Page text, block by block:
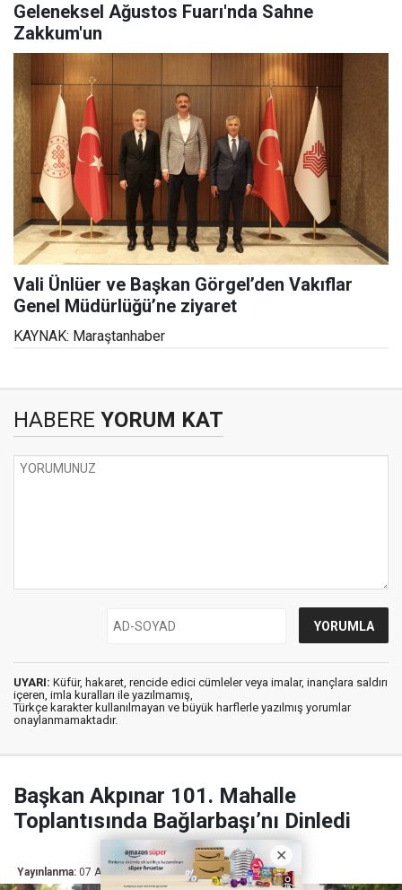
Geleneksel Ağustos Fuarı'nda Sahne
Zakkum'un
Vali Ünlüer ve Başkan Görgel’den Vakıflar
Genel Müdürlüğü’ne ziyaret
KAYNAK: Maraştanhaber
HABERE YORUM KAT
UYARI: Küfür, hakaret, rencide edici cümleler veya imalar, inançlara saldırı
içeren, imla kuralları ile yazılmamış,
Türkçe karakter kullanılmayan ve büyük harflerle yazılmış yorumlar
onaylanmamaktadır.
Başkan Akpınar 101. Mahalle
Toplantısında Bağlarbaşı’nı Dinledi
Yayınlanma: 07 Ağustos 2026 10:07